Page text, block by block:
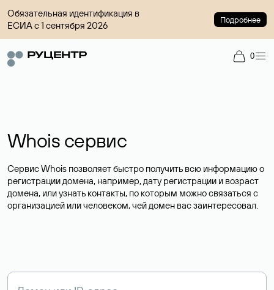
Обязательная идентификация в
ЕСИА с 1 сентября 2026
Подробнее
0
Whois сервис
Сервис Whois позволяет быстро получить всю информацию о
регистрации домена, например, дату регистрации и возраст
домена, или узнать контакты, по которым можно связаться с
организацией или человеком, чей домен вас заинтересовал.